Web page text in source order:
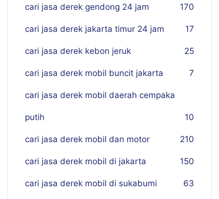
cari jasa derek gendong 24 jam 170
cari jasa derek jakarta timur 24 jam 17
cari jasa derek kebon jeruk 25
cari jasa derek mobil buncit jakarta 7
cari jasa derek mobil daerah cempaka
putih 10
cari jasa derek mobil dan motor 210
cari jasa derek mobil di jakarta 150
cari jasa derek mobil di sukabumi 63